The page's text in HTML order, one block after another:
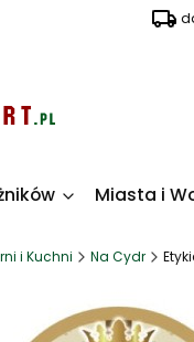
Miasta i
i Kuchni Na Cydr